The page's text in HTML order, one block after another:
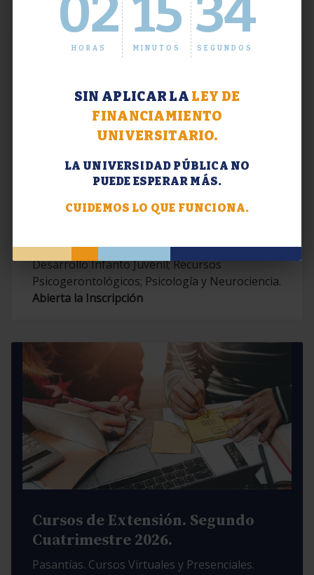
02
HORAS
15
MINUTOS
35
SEGUNDOS
SIN APLICAR LA LEY DE
FINANCIAMIENTO
UNIVERSITARIO.
LA UNIVERSIDAD PÚBLICA NO
PUEDE ESPERAR MÁS.
CUIDEMOS LO QUE FUNCIONA.
Extensión. Diplomaturas 2026.
Contemporáneas; Problemáticas en el
Desarrollo Infanto Juvenil; Recursos
Psicogerontológicos; Psicología y Neurociencia.
Abierta la Inscripción
Cursos de Extensión. Segundo
Cuatrimestre 2026.
Pasantías. Cursos Virtuales y Presenciales.